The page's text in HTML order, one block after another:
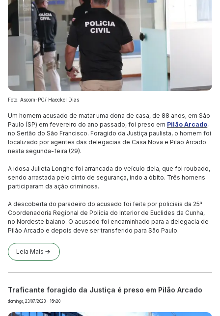
Foto: Ascom-PC/ Haeckel Dias
Um homem acusado de matar uma dona de casa, de 88 anos, em São
Paulo (SP) em fevereiro do ano passado, foi preso em Pilão Arcado,
no Sertão do São Francisco. Foragido da Justiça paulista, o homem foi
localizado por agentes das delegacias de Casa Nova e Pilão Arcado
nesta segunda-feira (29).
A idosa Julieta Longhe foi arrancada do veículo dela, que foi roubado,
sendo arrastada pelo cinto de segurança, indo a óbito. Três homens
participaram da ação criminosa.
A descoberta do paradeiro do acusado foi feita por policiais da 25ª
Coordenadoria Regional de Polícia do Interior de Euclides da Cunha,
no Nordeste baiano. O acusado foi encaminhado para a delegacia de
Pilão Arcado e depois deve ser transferido para São Paulo.
Leia Mais
Traficante foragido da Justiça é preso em Pilão Arcado
domingo, 23/07/2023 - 16h20